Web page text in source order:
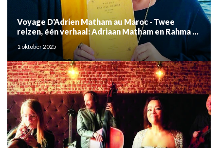
Voyage D'Adrien Matham au Maroc - Twee
reizen, één verhaal: Adriaan Matham en Rahma el
Mouden
1 oktober 2025